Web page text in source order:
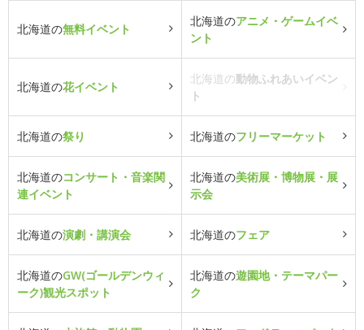
北海道の無料イベント
北海道のアニメ・ゲームイベ
ント
北海道の花イベント
北海道の動物ふれあいイベン
ト
北海道の祭り 北海道のフリーマーケット
北海道のコンサート・音楽関
連イベント
北海道の美術展・博物展・展
示会
北海道の演劇・講演会 北海道のフェア
北海道のGW(ゴールデンウィ
ーク)観光スポット
北海道の遊園地・テーマパー
ク